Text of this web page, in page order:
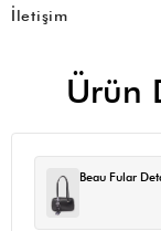
İletişim
Ürün
Beau Fular